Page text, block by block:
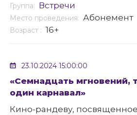
Группа: Встречи
Место проведения: Абонемент
Возраст : 16+
23.10.2024 15:00:00
«Семнадцать мгновений,
один карнавал»
Кино-рандеву,